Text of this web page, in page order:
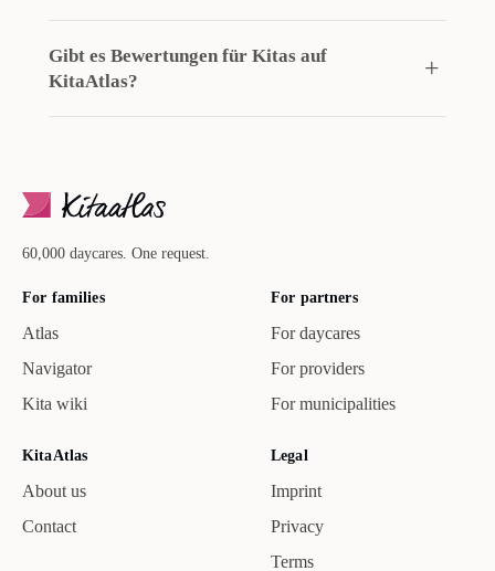
Gibt es Bewertungen für Kitas auf
KitaAtlas?
60,000 daycares. One request.
For families
Atlas
Navigator
Kita wiki
For partners
For daycares
For providers
For municipalities
KitaAtlas
About us
Contact
Legal
Imprint
Privacy
Terms